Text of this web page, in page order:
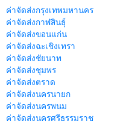
ค่าจัดส่งกรุงเทพมหานคร
ค่าจัดส่งกาฬสินธุ์
ค่าจัดส่งขอนแก่น
ค่าจัดส่งฉะเชิงเทรา
ค่าจัดส่งชัยนาท
ค่าจัดส่งชุมพร
ค่าจัดส่งตราด
ค่าจัดส่งนครนายก
ค่าจัดส่งนครพนม
ค่าจัดส่งนครศรีธรรมราช